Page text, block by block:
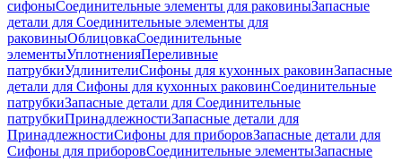
сифоныСоединительные элементы для раковиныЗапасные
детали для Соединительные элементы для
раковиныОблицовкаСоединительные
элементыУплотненияПереливные
патрубкиУдлинителиСифоны для кухонных раковинЗапасные
детали для Сифоны для кухонных раковинСоединительные
патрубкиЗапасные детали для Соединительные
патрубкиПринадлежностиЗапасные детали для
ПринадлежностиСифоны для приборовЗапасные детали для
Сифоны для приборовСоединительные элементыЗапасные